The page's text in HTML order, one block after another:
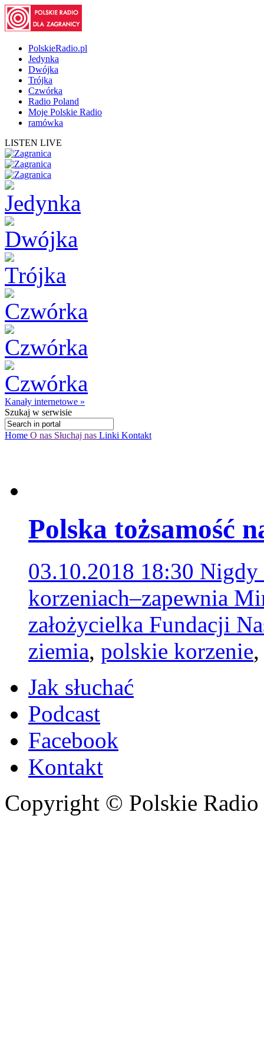
PolskieRadio.pl
Jedynka
Dwójka
Trójka
Czwórka
Radio Poland
Moje Polskie Radio
ramówka
LISTEN LIVE
Kanały internetowe »
Szukaj w serwisie
Home O nas Słuchaj nas Linki Kontakt
Polska tożsamość
03.10.2018 18:30 Nigdy
korzeniach–zapewnia
założycielka Fundacji
ziemia, polskie korzenie
Jak słuchać
Podcast
Facebook
Kontakt
Copyright © Polskie